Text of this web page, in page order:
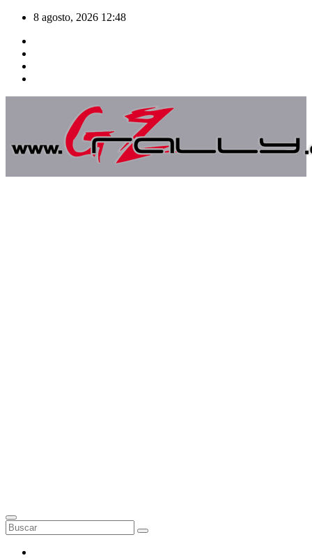
Saltar
contenido
8 agosto, 2026 12:48